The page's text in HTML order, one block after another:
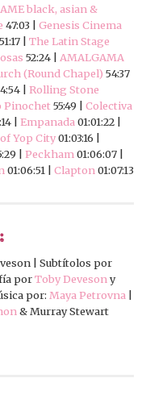
black, asian &
47:03 | Genesis Cinema
| The Latin Stage
52:24 | AMALGAMA
(Round Chapel) 54:37
| Rolling Stone
Pinochet55:49 | Colectiva
| Empanada 01:01:22 |
of Yop City01:03:16 |
| Peckham 01:06:07 |
01:06:51 | Clapton 01:07:13
| Subtítolos por
porToby Deveson y
por: Maya Petrovna
& Murray Stewart